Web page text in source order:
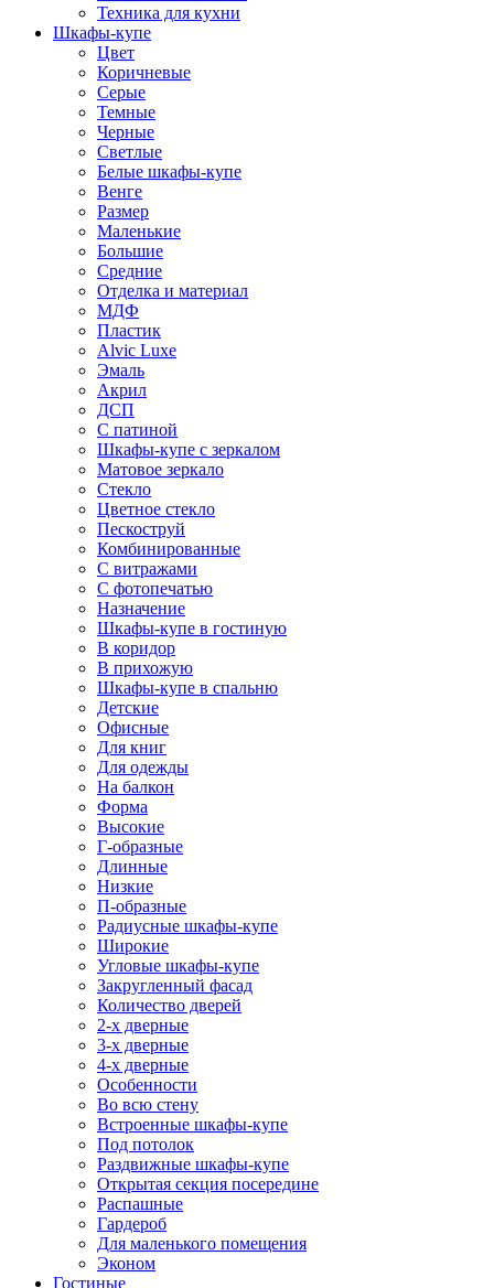
Техника для кухни
Шкафы-купе
Цвет
Коричневые
Серые
Темные
Черные
Светлые
Белые шкафы-купе
Венге
Размер
Маленькие
Большие
Средние
Отделка и материал
МДФ
Пластик
Alvic Luxe
Эмаль
Акрил
ДСП
С патиной
Шкафы-купе с зеркалом
Матовое зеркало
Стекло
Цветное стекло
Пескоструй
Комбинированные
С витражами
С фотопечатью
Назначение
Шкафы-купе в гостиную
В коридор
В прихожую
Шкафы-купе в спальню
Детские
Офисные
Для книг
Для одежды
На балкон
Форма
Высокие
Г-образные
Длинные
Низкие
П-образные
Радиусные шкафы-купе
Широкие
Угловые шкафы-купе
Закругленный фасад
Количество дверей
2-х дверные
3-х дверные
4-х дверные
Особенности
Во всю стену
Встроенные шкафы-купе
Под потолок
Раздвижные шкафы-купе
Открытая секция посередине
Распашные
Гардероб
Для маленького помещения
Эконом
Гостиные